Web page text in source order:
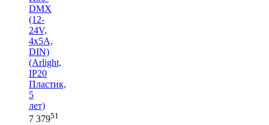
DMX
(12-
24V,
4x5A,
DIN)
(Arlight,
IP20
Пластик,
5
лет)
7 37951